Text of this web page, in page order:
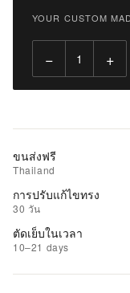
Qty:
ไป
รถ
เข็น
รายการ
ที่
ชอบ
YOUR CUSTOM
− +
ขนส่งฟรี
Thailand
การปรับแก้ไขทรง
30 วัน
ตัดเย็บในเวลา
10–21 days